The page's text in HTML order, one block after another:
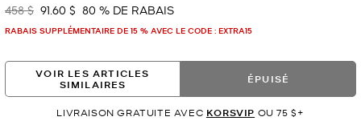
était
458 $ maintenant
91.60 $ 80 % DE RABAIS
RABAIS SUPPLÉMENTAIRE DE 15 % AVEC LE CODE : EXTRA15
VOIR LES ARTICLES
SIMILAIRES
ÉPUISÉ
LIVRAISON GRATUITE AVEC KORSVIP OU 75 $+